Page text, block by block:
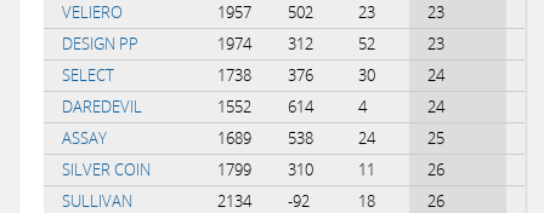
VELIERO
1957 502 23 23
DESIGN PP
1974 312 52 23
SELECT
1738 376 30 24
DAREDEVIL
1552 614 4 24
ASSAY
1689 538 24 25
SILVER COIN
1799 310 11 26
SULLIVAN
2134 -92 18 26